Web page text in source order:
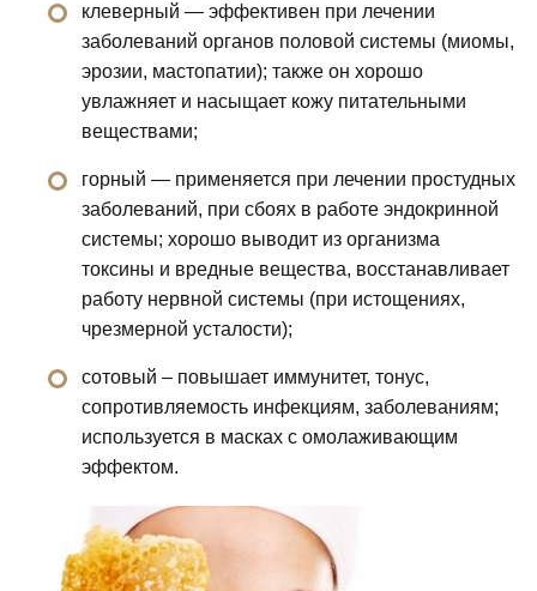
клеверный — эффективен при лечении
заболеваний органов половой системы (миомы,
эрозии, мастопатии); также он хорошо
увлажняет и насыщает кожу питательными
веществами;
горный — применяется при лечении простудных
заболеваний, при сбоях в работе эндокринной
системы; хорошо выводит из организма
токсины и вредные вещества, восстанавливает
работу нервной системы (при истощениях,
чрезмерной усталости);
сотовый – повышает иммунитет, тонус,
сопротивляемость инфекциям, заболеваниям;
используется в масках с омолаживающим
эффектом.